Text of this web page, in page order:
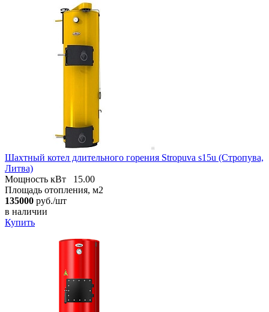
Шахтный котел длительного горения Stropuva s15u (Стропува,
Литва)
Мощность кВт
15.00
Площадь отопления, м2
135000 руб./шт
в наличии
Купить